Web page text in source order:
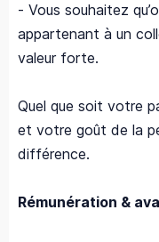
- Vous souhaitez
appartenant à un
valeur forte.
Quel que soit votre
et votre goût de la
différence.
Rémunération &